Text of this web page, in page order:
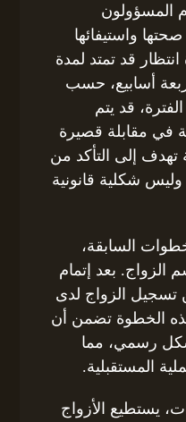
المسؤولون
واستيفائها
قد تمتد لمدة
أسابيع، حسب
قد يتم
في مقابلة قصيرة
تهدف إلى التأكد من
شكلية قانونية
السابقة،
الزواج. بعد إتمام
تسجيل الزواج لدى
هذه الخطوة تضمن أن
رسمي، مما
المستقبلية.
يستطيع الأزواج